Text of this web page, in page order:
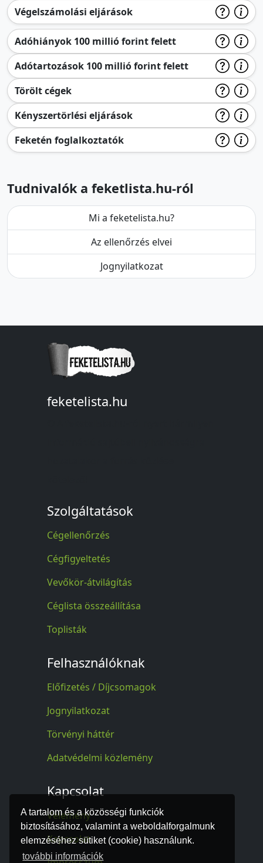
A tartalom és a közösségi funkciók
biztosításához, valamint a weboldalforgalmunk
elemzéséhez sütiket (cookie) használunk.
további információk
Végelszámolási eljárások
Adóhiányok 100 millió forint felett
Adótartozások 100 millió forint felett
Törölt cégek
Kényszertörlési eljárások
Feketén foglalkoztatók
Tudnivalók a feketlista.hu-ról
Mi a feketelista.hu?
Az ellenőrzés elvei
Jognyilatkozat
feketelista.hu
Szolgáltatások
Cégellenőrzés
Cégfigyeltetés
Vevőkör-átvilágítás
Céglista összeállítása
Toplisták
Felhasználóknak
Előfizetés / Díjcsomagok
Jognyilatkozat
Törvényi háttér
Adatvédelmi közlemény
Kapcsolat
Vélemény
Kapcsolat